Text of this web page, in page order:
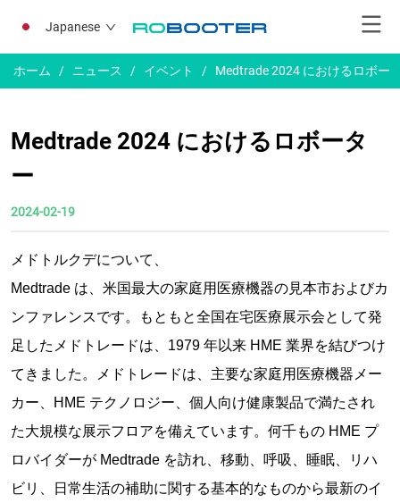
Japanese
ホーム / ニュース / イベント / Medtrade 2024 におけるロボー
Medtrade 2024 におけるロボータ
ー
2024-02-19
メドトルクデについて、
Medtrade は、米国最大の家庭用医療機器の見本市およびカ
ンファレンスです。もともと全国在宅医療展示会として発
足したメドトレードは、1979 年以来 HME 業界を結びつけ
てきました。メドトレードは、主要な家庭用医療機器メー
カー、HME テクノロジー、個人向け健康製品で満たされ
た大規模な展示フロアを備えています。何千もの HME プ
ロバイダーが Medtrade を訪れ、移動、呼吸、睡眠、リハ
ビリ、日常生活の補助に関する基本的なものから最新のイ